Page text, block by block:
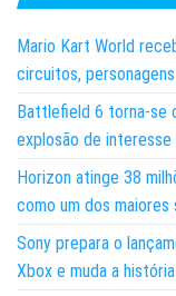
Mario Kart World
circuitos,
Battlefield 6 torna-se
explosão de
Horizon atinge 38
como um dos
Sony prepara o
Xbox e muda a